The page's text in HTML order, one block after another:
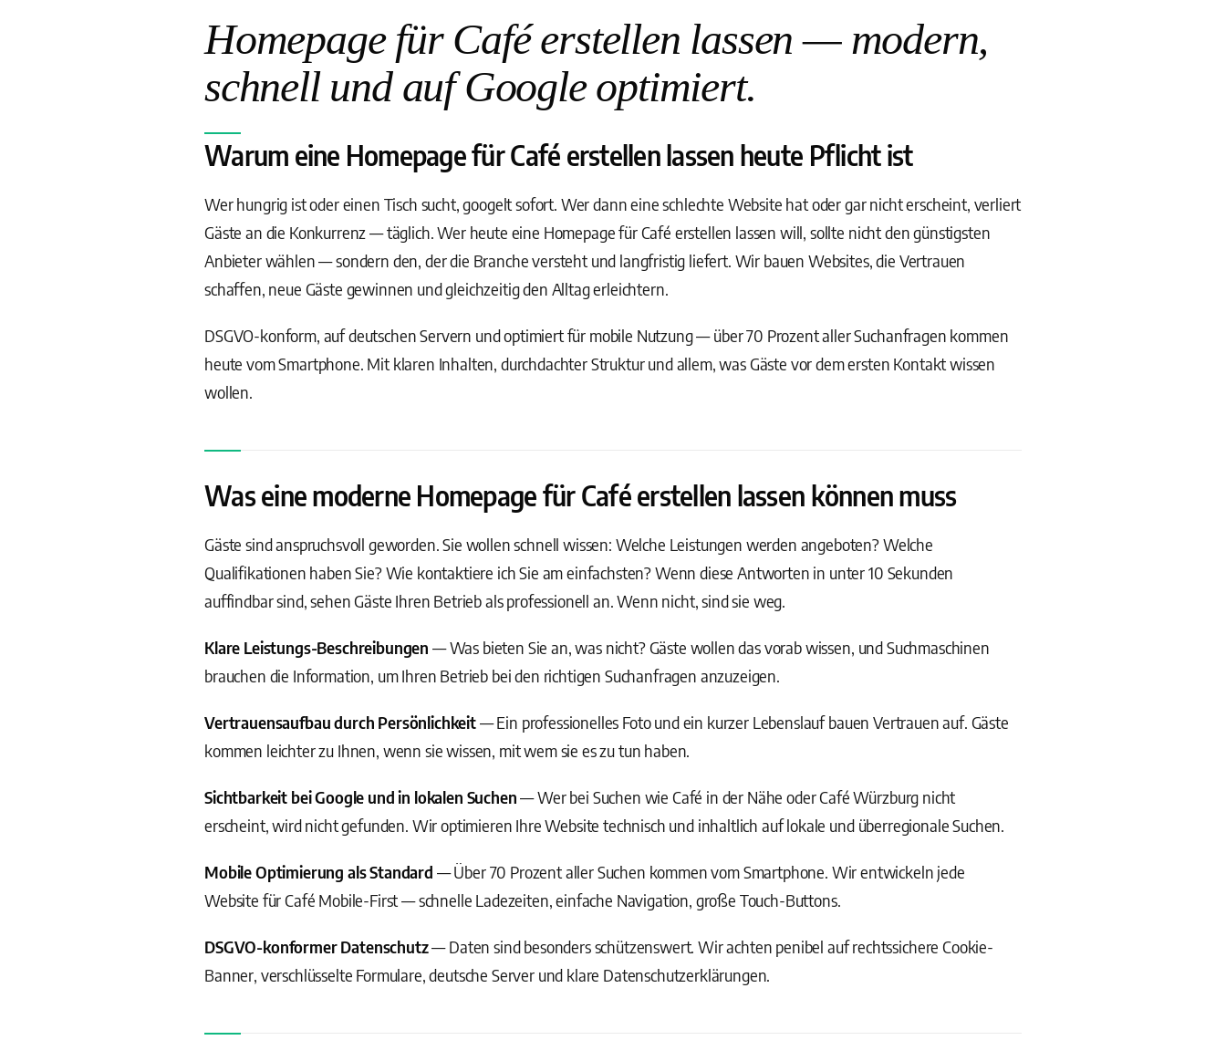
Homepage für Café erstellen lassen — modern,
schnell und auf Google optimiert.
Warum eine Homepage für Café erstellen lassen heute Pflicht ist
Wer hungrig ist oder einen Tisch sucht, googelt sofort. Wer dann eine schlechte Website hat oder gar nicht erscheint, verliert
Gäste an die Konkurrenz — täglich. Wer heute eine Homepage für Café erstellen lassen will, sollte nicht den günstigsten
Anbieter wählen — sondern den, der die Branche versteht und langfristig liefert. Wir bauen Websites, die Vertrauen
schaffen, neue Gäste gewinnen und gleichzeitig den Alltag erleichtern.
DSGVO-konform, auf deutschen Servern und optimiert für mobile Nutzung — über 70 Prozent aller Suchanfragen kommen
heute vom Smartphone. Mit klaren Inhalten, durchdachter Struktur und allem, was Gäste vor dem ersten Kontakt wissen
wollen.
Was eine moderne Homepage für Café erstellen lassen können muss
Gäste sind anspruchsvoll geworden. Sie wollen schnell wissen: Welche Leistungen werden angeboten? Welche
Qualifikationen haben Sie? Wie kontaktiere ich Sie am einfachsten? Wenn diese Antworten in unter 10 Sekunden
auffindbar sind, sehen Gäste Ihren Betrieb als professionell an. Wenn nicht, sind sie weg.
Klare Leistungs-Beschreibungen — Was bieten Sie an, was nicht? Gäste wollen das vorab wissen, und Suchmaschinen
brauchen die Information, um Ihren Betrieb bei den richtigen Suchanfragen anzuzeigen.
Vertrauensaufbau durch Persönlichkeit— Ein professionelles Foto und ein kurzer Lebenslauf bauen Vertrauen auf. Gäste
kommen leichter zu Ihnen, wenn sie wissen, mit wem sie es zu tun haben.
Sichtbarkeit bei Google und in lokalen Suchen— Wer bei Suchen wie Café in der Nähe oder Café Würzburg nicht
erscheint, wird nicht gefunden. Wir optimieren Ihre Website technisch und inhaltlich auf lokale und überregionale Suchen.
Mobile Optimierung als Standard — Über 70 Prozent aller Suchen kommen vom Smartphone. Wir entwickeln jede
Website für Café Mobile-First — schnelle Ladezeiten, einfache Navigation, große Touch-Buttons.
DSGVO-konformer Datenschutz— Daten sind besonders schützenswert. Wir achten penibel auf rechtssichere Cookie-
Banner, verschlüsselte Formulare, deutsche Server und klare Datenschutzerklärungen.